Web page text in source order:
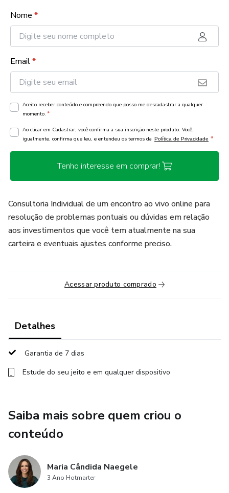
Nome *
Email*
Aceito receber conteúdo e compreendo que posso me descadastrar a qualquer
momento. *
Ao clicar em Cadastrar, você confirma a sua inscrição neste produto. Você,
igualmente, confirma que leu, e entendeu os termos da Política de Privacidade *
Tenho interesse em comprar!
Consultoria Individual de um encontro ao vivo online para
resolução de problemas pontuais ou dúvidas em relação
aos investimentos que você tem atualmente na sua
carteira e eventuais ajustes conforme preciso.
Acessar produto comprado
Detalhes
Garantia de 7 dias
Estude do seu jeito e em qualquer dispositivo
Saiba mais sobre quem criou o
conteúdo
Maria Cândida Naegele
3 Ano Hotmarter